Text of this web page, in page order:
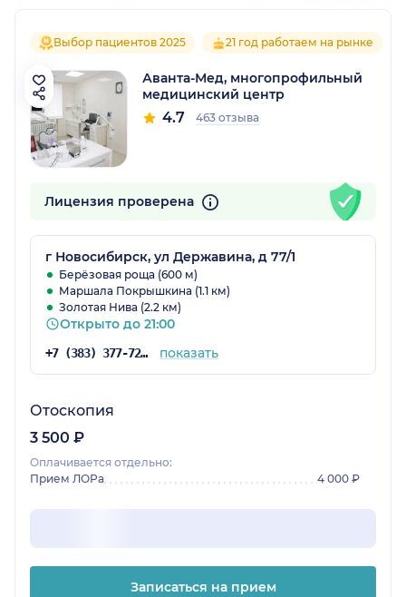
Выбор пациентов 2025 21 год работаем на рынке
Аванта-Мед, многопрофильный
медицинский центр
4.7 463 отзыва
Лицензия проверена
г Новосибирск, ул Державина, д 77/1
Берёзовая роща (600 м)
Маршала Покрышкина (1.1 км)
Золотая Нива (2.2 км)
Открыто до 21:00
+7 (383) 377-72-60 показать
Отоскопия
3 500 ₽
Оплачивается отдельно:
Прием ЛОРа
4 000 ₽
Записаться на прием